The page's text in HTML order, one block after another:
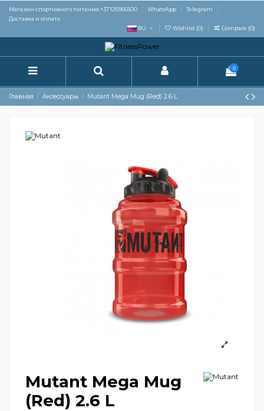
Магазин спортивного питания +37126966500 WhatsApp
Telegram
Доставка и оплата
RU
Wishlist (0) Compare (0)
0
Главная Aксессуары Mutant Mega Mug (Red) 2.6 L
Mutant Mega Mug
(Red) 2.6 L